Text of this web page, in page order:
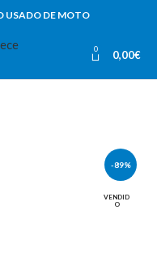
USADO DE MOTO
0 0,00€
-89%
VENDID
O